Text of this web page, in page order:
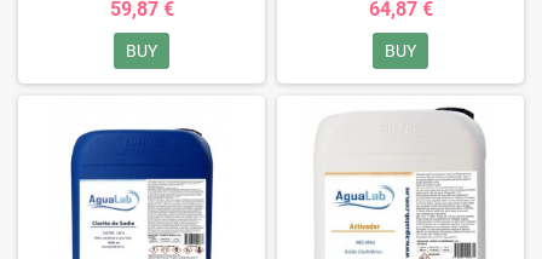
59,87 €
BUY
64,87 €
BUY